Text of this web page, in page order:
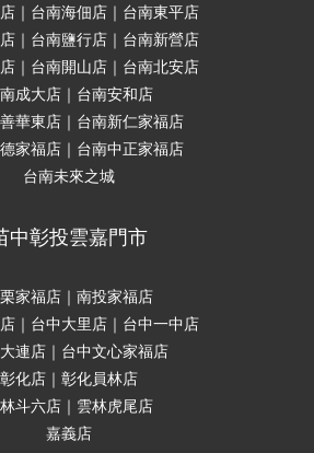
｜台南海佃店｜台南東平店
｜台南鹽行店｜台南新營店
｜台南開山店｜台南北安店
成大店｜台南安和店
華東店｜台南新仁家福店
家福店｜台南中正家福店
台南未來之城
中彰投雲嘉門市
家福店｜南投家福店
｜台中大里店｜台中一中店
連店｜台中文心家福店
彰化店｜彰化員林店
斗六店｜雲林虎尾店
嘉義店